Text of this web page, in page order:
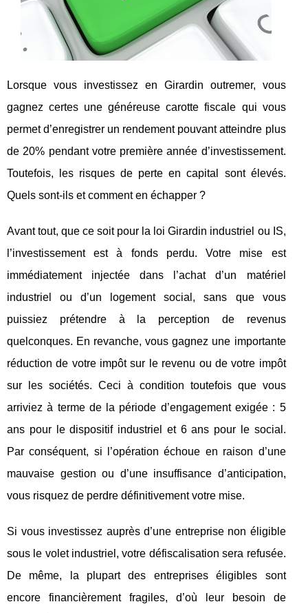
Lorsque vous investissez en Girardin outremer, vous
gagnez certes une généreuse carotte fiscale qui vous
permet d’enregistrer un rendement pouvant atteindre plus
de 20% pendant votre première année d’investissement.
Toutefois, les risques de perte en capital sont élevés.
Quels sont-ils et comment en échapper ?
Avant tout, que ce soit pour la loi Girardin industriel ou IS,
l’investissement est à fonds perdu. Votre mise est
immédiatement injectée dans l’achat d’un matériel
industriel ou d’un logement social, sans que vous
puissiez prétendre à la perception de revenus
quelconques. En revanche, vous gagnez une importante
réduction de votre impôt sur le revenu ou de votre impôt
sur les sociétés. Ceci à condition toutefois que vous
arriviez à terme de la période d’engagement exigée : 5
ans pour le dispositif industriel et 6 ans pour le social.
Par conséquent, si l’opération échoue en raison d’une
mauvaise gestion ou d’une insuffisance d’anticipation,
vous risquez de perdre définitivement votre mise.
Si vous investissez auprès d’une entreprise non éligible
sous le volet industriel, votre défiscalisation sera refusée.
De même, la plupart des entreprises éligibles sont
encore financièrement fragiles, d’où leur besoin de